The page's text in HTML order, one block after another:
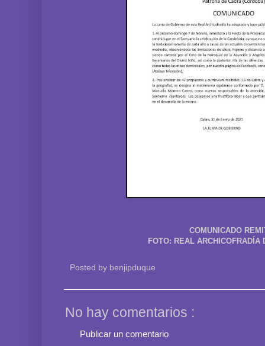
COMUNICADO
FOTO: REAL
Posted by benjipduque
No hay comentarios :
Publicar un comentario